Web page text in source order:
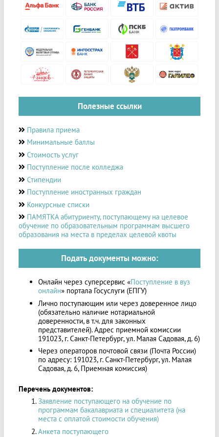
Полезные ссылки
Правила приема
Минимальные баллы
Стоимость услуг
Поступление после колледжа
Стипендии
Поступление иностранных граждан
Конкурсные списки
ПАМЯТКА абитуриенту, поступающему на целевое
обучение по образовательным программам высшего
образования на места в пределах целевой квоты
Подать документы можно:
Онлайн через суперсервис «Поступление в вуз
онлайн» портала Госуслуги (ЕПГУ)
Лично поступающим или через доверенное лицо
(обязательно наличие нотариальной
доверенности, в т.ч. для законных
представителей). Адрес приемной комиссии
191023, г. Санкт-Петербург, ул. Малая Садовая, д. 6)
Через операторов почтовой связи (Почта России)
по адресу: 191023, г. Санкт-Петербург, ул. Малая
Садовая, д. 6, Приемная комиссия)
Перечень документов:
Заявление поступающего на обучение по
программам бакалавриата и специалитета (на
места с оплатой стоимости обучения)
Анкета поступающего